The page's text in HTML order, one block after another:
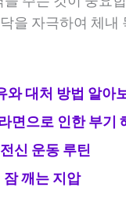
을 자극하여 체
와 대처 방법 알아
면으로 인한 부기
신 운동 루틴
깨는 지압